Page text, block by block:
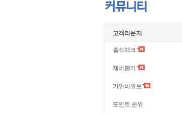
커뮤니티
고객라운지
출석체크
제비뽑기
가위바위보
포인트 순위